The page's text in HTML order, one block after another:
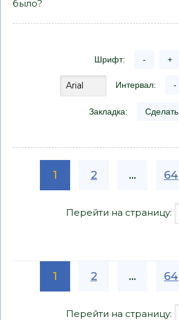
было?
Шрифт: - +
Интервал: -
Закладка: Сделать
1 2 ... 64
Перейти на страницу:
1 2 ... 64
Перейти на страницу: